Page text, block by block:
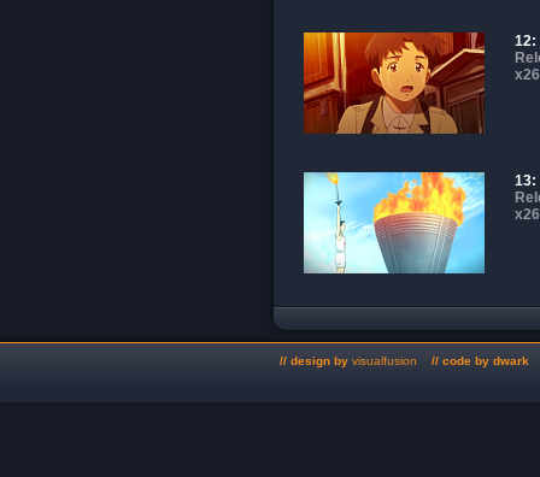
12:
13:
// design by visualfusion // code by